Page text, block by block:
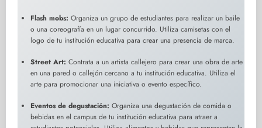
Flash mobs: Organiza un grupo de estudiantes para realizar un baile
o una coreografía en un lugar concurrido. Utiliza camisetas con el
logo de tu institución educativa para crear una presencia de marca.
Street Art: Contrata a un artista callejero para crear una obra de arte
en una pared o callejón cercano a tu institución educativa. Utiliza el
arte para promocionar una iniciativa o evento específico.
Eventos de degustación: Organiza una degustación de comida o
bebidas en el campus de tu institución educativa para atraer a